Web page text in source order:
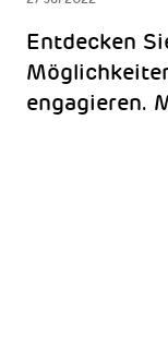
Entdecken
engagieren.